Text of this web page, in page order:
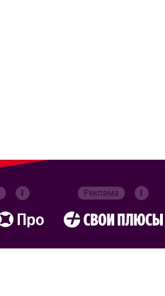
Реклама